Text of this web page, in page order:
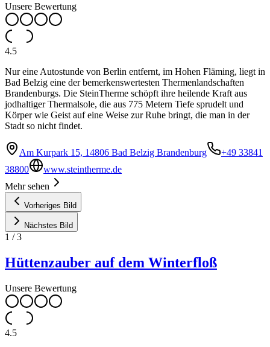
Unsere Bewertung
4.5
Nur eine Autostunde von Berlin entfernt, im Hohen Fläming, liegt in
Bad Belzig eine der bemerkenswertesten Thermenlandschaften
Brandenburgs. Die SteinTherme schöpft ihre heilende Kraft aus
jodhaltiger Thermalsole, die aus 775 Metern Tiefe sprudelt und
Körper wie Geist auf eine Weise zur Ruhe bringt, die man in der
Stadt so nicht findet.
Am Kurpark 15, 14806 Bad Belzig Brandenburg
+49 33841
38800
www.steintherme.de
Mehr sehen
Vorheriges Bild
Nächstes Bild
1 /3
Hüttenzauber auf dem Winterfloß
Unsere Bewertung
4.5